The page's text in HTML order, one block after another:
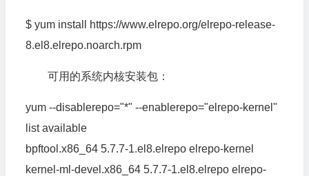
$ yum install https://www.elrepo.org/elrepo-release-
8.el8.elrepo.noarch.rpm
可用的系统内核安装包：
yum --disablerepo="*" --enablerepo="elrepo-kernel"
list available
bpftool.x86_64 5.7.7-1.el8.elrepoelrepo-kernel
kernel-ml-devel.x86_64 5.7.7-1.el8.elrepoelrepo-